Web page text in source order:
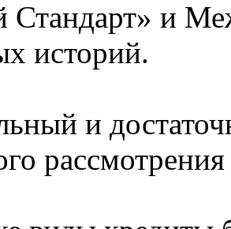
Стандарт» и
историй.
и